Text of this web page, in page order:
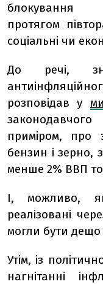
протягом
соціальні чи
До речі,
розповідав у
приміром, про
бензин і зерно,
менше 2% ВВП
І, можливо,
реалізовані
могли бути
Утім, із
нагнітанні